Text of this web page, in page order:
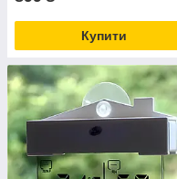
Купити